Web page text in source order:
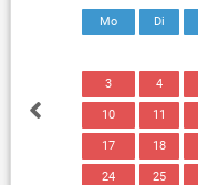
Mo Di
3 4
10 11
17 18
24 25